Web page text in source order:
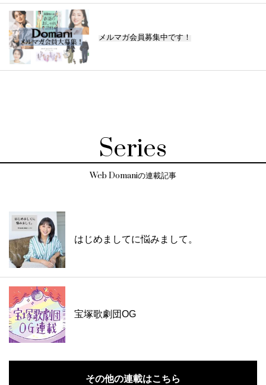
メルマガ会員募集中です！
Series
Web Domaniの連載記事
はじめましてに悩みまして。
宝塚歌劇団OG
その他の連載はこちら